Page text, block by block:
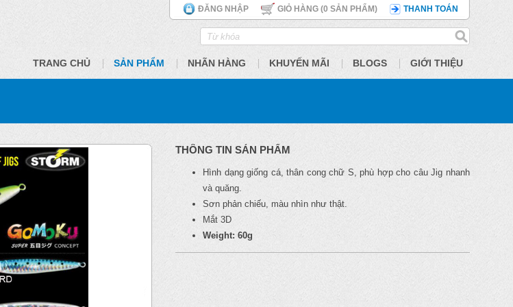
ĐĂNG NHẬP GIỎ HÀNG (0 SẢN PHẨM) THANH TOÁN
TRANG CHỦ SẢN PHẨM NHÃN HÀNG KHUYẾN MÃI BLOGS GIỚI THIỆU
THÔNG TIN SẢN PHẨM
Hình dạng giống cá, thân cong chữ S, phù hợp cho câu Jig nhanh
và quăng.
Sơn phản chiếu, màu nhìn như thật.
Mắt 3D
Weight: 60g